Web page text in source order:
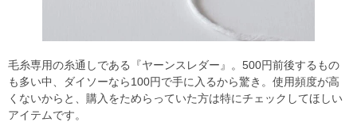
毛糸専用の糸通しである『ヤーンスレダー』。500円前後するもの
も多い中、ダイソーなら100円で手に入るから驚き。使用頻度が高
くないからと、購入をためらっていた方は特にチェックしてほしい
アイテムです。